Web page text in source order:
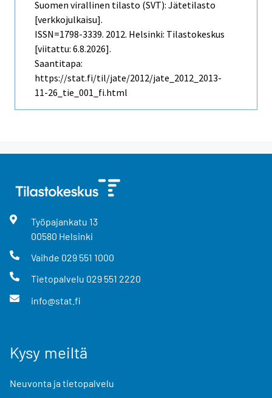
Suomen virallinen tilasto (SVT): Jätetilasto
[verkkojulkaisu].
ISSN=1798-3339. 2012. Helsinki: Tilastokeskus
[viitattu: 6.8.2026].
Saantitapa:
https://stat.fi/til/jate/2012/jate_2012_2013-
11-26_tie_001_fi.html
Työpajankatu 13
00580 Helsinki
Vaihde 029 551 1000
Tietopalvelu 029 551 2220
info@stat.fi
Kysy meiltä
Neuvonta ja tietopalvelu